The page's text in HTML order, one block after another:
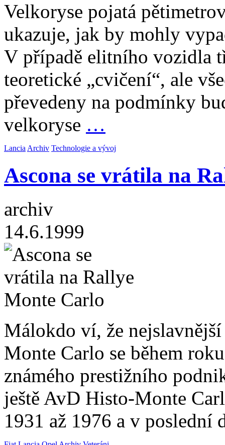
Velkoryse pojatá
ukazuje, jak by mohly
V případě elitního vozidla
teoretické „cvičení“, ale
převedeny na podmínky
velkoryse …
Lancia Archiv Technologie a vývoj
Ascona se vrátila na
archiv
14.6.1999
Málokdo ví, že
Monte Carlo se během
známého prestižního
ještě AvD Histo-Monte
1931 až 1976 a v poslední